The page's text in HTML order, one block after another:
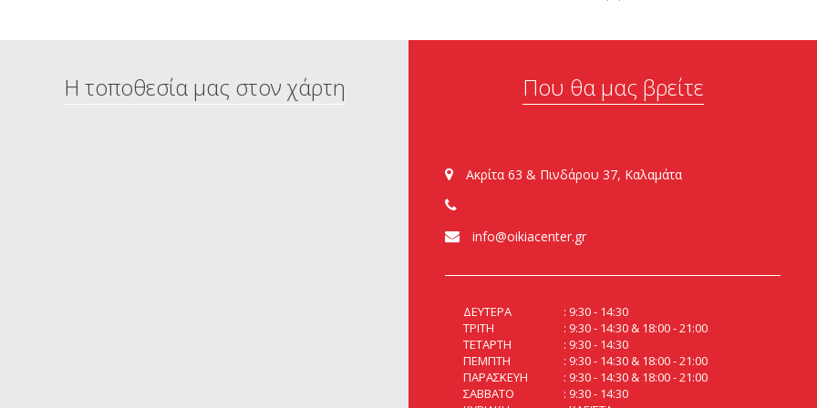
Η τοποθεσία μας στον χάρτη Που θα μας βρείτε
Ακρίτα 63 & Πινδάρου 37, Καλαμάτα
info@oikiacenter.gr
ΔΕΥΤΕΡΑ
9:30 - 14:30
ΤΡΙΤΗ
9:30 - 14:30 & 18:00 - 21:00
ΤΕΤΑΡΤΗ
9:30 - 14:30
ΠΕΜΠΤΗ
9:30 - 14:30 & 18:00 - 21:00
ΠΑΡΑΣΚΕΥΗ
9:30 - 14:30 & 18:00 - 21:00
ΣΑΒΒΑΤΟ
9:30 - 14:30